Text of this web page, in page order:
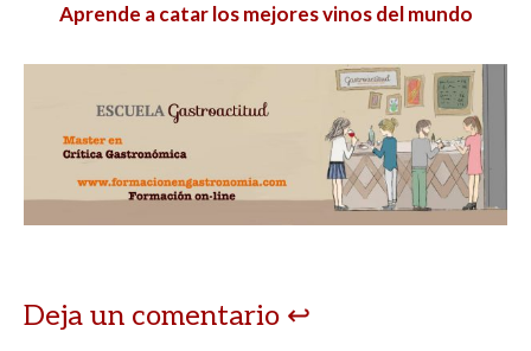
Aprende a catar los mejores vinos del mundo
Deja un comentario